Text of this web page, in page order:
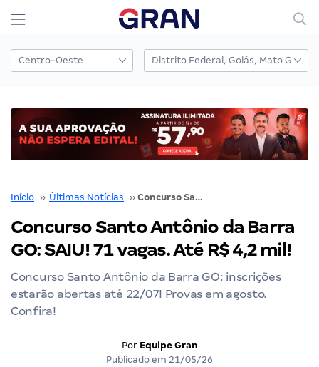
Início ›› Últimas Notícias ›› Concurso Santo Antônio da Barra GO: SAIU! 71 vagas. Até R$ 4,2 mil!
Concurso Santo Antônio da Barra
GO: SAIU! 71 vagas. Até R$ 4,2 mil!
Concurso Santo Antônio da Barra GO: inscrições
estarão abertas até 22/07! Provas em agosto.
Confira!
Por Equipe Gran
Publicado em 21/05/26